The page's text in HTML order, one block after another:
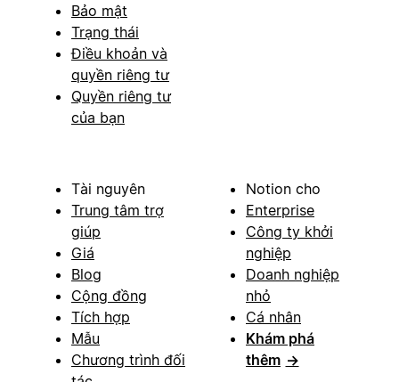
Bảo mật
Trạng thái
Điều khoản và
quyền riêng tư
Quyền riêng tư
của bạn
Tài nguyên
Trung tâm trợ
giúp
Giá
Blog
Cộng đồng
Tích hợp
Mẫu
Chương trình đối
Notion cho
Enterprise
Công ty khởi
nghiệp
Doanh nghiệp
nhỏ
Cá nhân
Khám phá
thêm →